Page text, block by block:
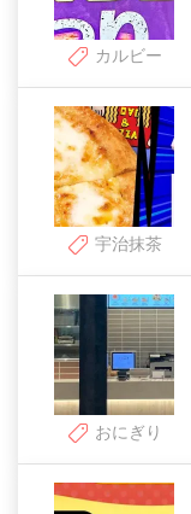
カルビー
宇治抹茶
おにぎり